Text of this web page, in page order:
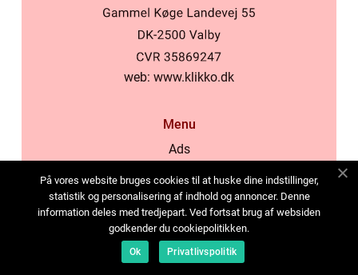
web: www.klikko.dk
Menu
Ads
Cookies
Contact
Sitemap
På vores website bruges cookies til at huske dine indstillinger,
statistik og personalisering af indhold og annoncer. Denne
information deles med tredjepart. Ved fortsat brug af websiden
godkender du cookiepolitikken.
Ok Privatlivspolitik